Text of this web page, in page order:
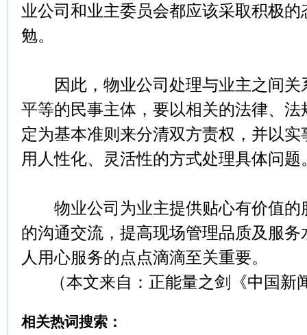
业公司和业主委员会都应该采取积极
勉。
因此，物业公司处理与业主之间关
平等的民事主体，要以相关的法律、
定为基本准则来分清双方责权，并以
用人性化、灵活性的方式处理具体问题
物业公司为业主提供贴心有价值的
的沟通交流，提高现场管理品质及服
人用心服务的点点滴滴至关重要。
（本文来自：正能量之剑《中国新
相关热词搜索：